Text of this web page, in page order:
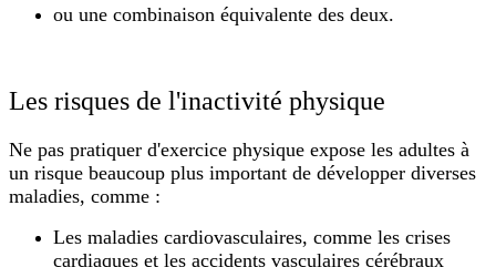
ou une combinaison équivalente des deux.
Les risques de l'inactivité physique
Ne pas pratiquer d'exercice physique expose les adultes à
un risque beaucoup plus important de développer diverses
maladies, comme :
Les maladies cardiovasculaires, comme les crises
cardiaques et les accidents vasculaires cérébraux